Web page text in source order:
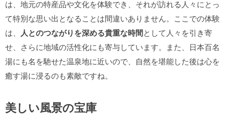
は、地元の特産品や文化を体験でき、それが訪れる人々にとっ
て特別な思い出となることは間違いありません。ここでの体験
は、 人とのつながりを深める貴重な時間として人々を引き寄
せ、さらに地域の活性化にも寄与しています。また、日本百名
湯にも名を馳せた温泉地に近いので、自然を堪能した後は心を
癒す湯に浸るのも素敵ですね。
美しい風景の宝庫